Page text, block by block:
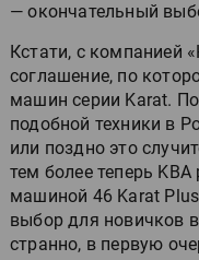
— окончательный
Кстати, с компанией
соглашение, по
машин серии Karat.
подобной техники в
или поздно это
тем более теперь
машиной 46 Karat
выбор для новичков
странно, в первую